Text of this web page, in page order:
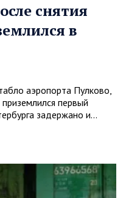
снятия
в
аэропорта Пулково,
приземлился первый
задержано и…